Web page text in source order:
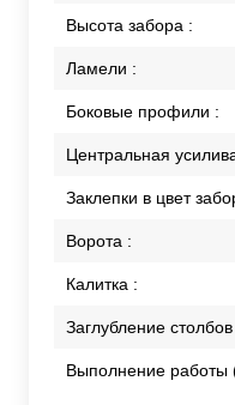
Высота забора :
Ламели :
Боковые профили :
Центральная
Заклепки в цвет
Ворота :
Калитка :
Заглубление столбов
Выполнение работы